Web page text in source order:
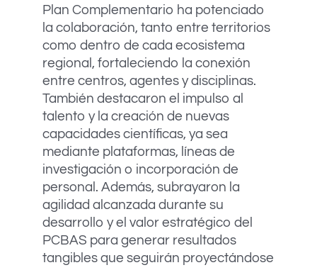
Plan Complementario ha potenciado
la colaboración, tanto entre territorios
como dentro de cada ecosistema
regional, fortaleciendo la conexión
entre centros, agentes y disciplinas.
También destacaron el impulso al
talento y la creación de nuevas
capacidades científicas, ya sea
mediante plataformas, líneas de
investigación o incorporación de
personal. Además, subrayaron la
agilidad alcanzada durante su
desarrollo y el valor estratégico del
PCBAS para generar resultados
tangibles que seguirán proyectándose